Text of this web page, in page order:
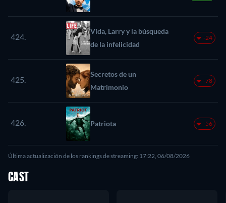
424.
Vida, Larry y la búsqueda
de la infelicidad
-24
425.
Secretos de un
Matrimonio
-78
426. Patriota -56
Última actualización de los rankings de streaming: 17:22, 06/08/2026
CAST